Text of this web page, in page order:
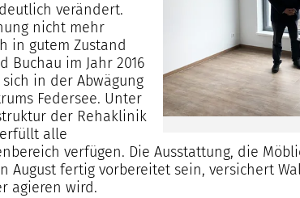
verändert.
nicht mehr
in gutem Zustand
Buchau im Jahr 2016
in der Abwägung
Federsee. Unter
der Rehaklinik
alle
verfügen. Die Ausstattung, die
fertig vorbereitet sein, versichert
agieren wird.